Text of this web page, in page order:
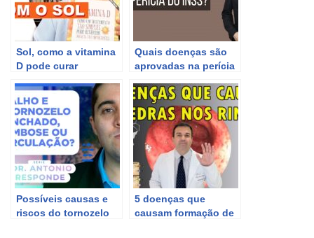
Sol, como a vitamina
D pode curar
Quais doenças são
aprovadas na perícia
auxílio-doença(2021)
Possíveis causas e
riscos do tornozelo
5 doenças que
causam formação de